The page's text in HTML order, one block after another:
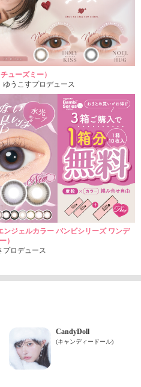
ューズミー）
ゆうこすプロデュース
ジェルカラー バンビシリーズ ワンデ
ー）
プロデュース